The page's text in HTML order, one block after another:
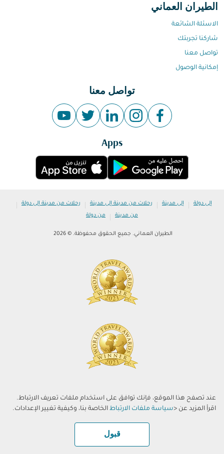
عند تصفح هذا الموقع، فإنك توافق على استخدام ملفات تعريف الارتباط.
اقرأ المزيد عن <سياسة ملفات الارتباط الخاصة بنا، وكيفية تغيير الإعدادات.
قبول
الطيران العماني
الاسئلة الشائعة
شاركنا تجربتك
تواصل معنا
إمكانية الوصول
تواصل معنا
Apps
إلى دولة | إلى مدينة | رحلات من مدينة إلى مدينة | رحلات من مدينة إلى دولة |
من مدينة | من دولة
الطيران العماني. جميع الحقوق محفوظة. © 2026